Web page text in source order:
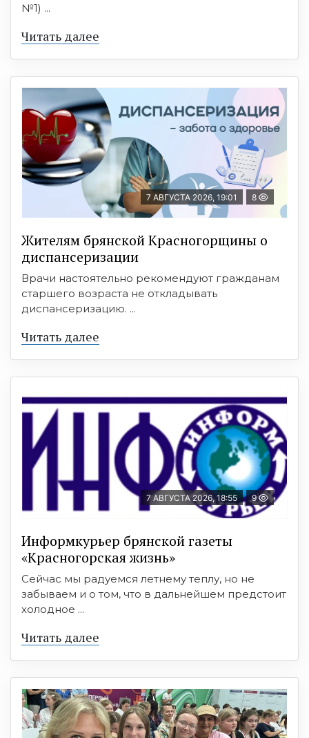
№1) ...
Читать далее
7 АВГУСТА 2026, 19:01 8
Жителям брянской Красногорщины о
диспансеризации
Врачи настоятельно рекомендуют гражданам
старшего возраста не откладывать
диспансеризацию. ...
Читать далее
7 АВГУСТА 2026, 18:55 9
Информкурьер брянской газеты
«Красногорская жизнь»
Сейчас мы радуемся летнему теплу, но не
забываем и о том, что в дальнейшем предстоит
холодное ...
Читать далее